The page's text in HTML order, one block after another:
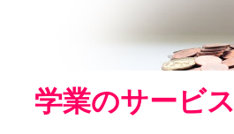
学業のサービス